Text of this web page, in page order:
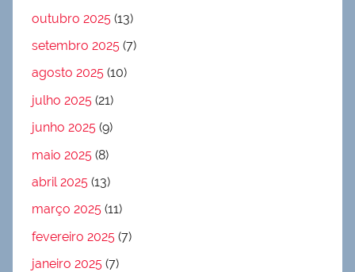
outubro 2025 (13)
setembro 2025 (7)
agosto 2025 (10)
julho 2025 (21)
junho 2025 (9)
maio 2025 (8)
abril 2025 (13)
março 2025 (11)
fevereiro 2025 (7)
janeiro 2025 (7)